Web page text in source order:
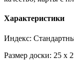
Характеристики
Индекс:
Размер доски: 25 x